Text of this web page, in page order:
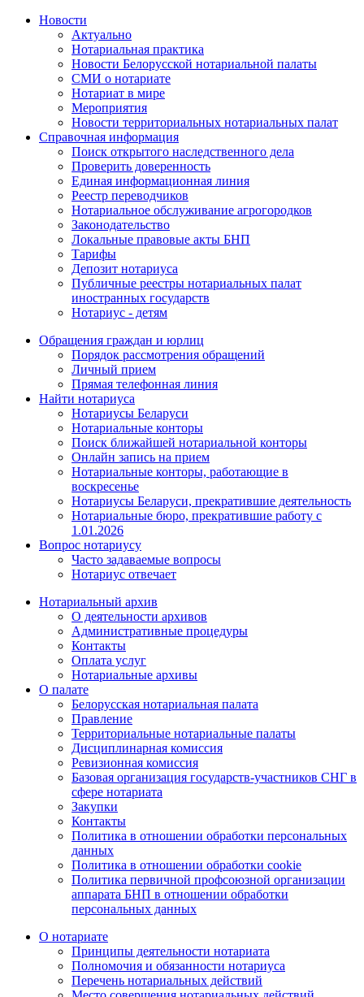
Новости
Актуально
Нотариальная практика
Новости Белорусской нотариальной палаты
СМИ о нотариате
Нотариат в мире
Мероприятия
Новости территориальных нотариальных палат
Справочная информация
Поиск открытого наследственного дела
Проверить доверенность
Единая информационная линия
Реестр переводчиков
Нотариальное обслуживание агрогородков
Законодательство
Локальные правовые акты БНП
Тарифы
Депозит нотариуса
Публичные реестры нотариальных палат
иностранных государств
Нотариус - детям
Обращения граждан и юрлиц
Порядок рассмотрения обращений
Личный прием
Прямая телефонная линия
Найти нотариуса
Нотариусы Беларуси
Нотариальные конторы
Поиск ближайшей нотариальной конторы
Онлайн запись на прием
Нотариальные конторы, работающие в
воскресенье
Нотариусы Беларуси, прекратившие деятельность
Нотариальные бюро, прекратившие работу с
1.01.2026
Вопрос нотариусу
Часто задаваемые вопросы
Нотариус отвечает
Нотариальный архив
О деятельности архивов
Административные процедуры
Контакты
Оплата услуг
Нотариальные архивы
О палате
Белорусская нотариальная палата
Правление
Территориальные нотариальные палаты
Дисциплинарная комиссия
Ревизионная комиссия
Базовая организация государств-участников СНГ в
сфере нотариата
Закупки
Контакты
Политика в отношении обработки персональных
данных
Политика в отношении обработки cookie
Политика первичной профсоюзной организации
аппарата БНП в отношении обработки
персональных данных
О нотариате
Принципы деятельности нотариата
Полномочия и обязанности нотариуса
Перечень нотариальных действий